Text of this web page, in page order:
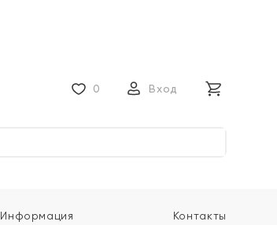
0 Вход
Информация Контакты